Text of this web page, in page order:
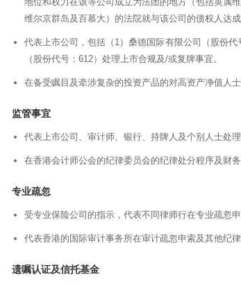
维尔京群岛及百慕大）的法院就与该公司的债权人达
代表上市公司，包括（1）桑德国际有限公司（股份
（股份代号：612）处理上市合规及/或复牌事宜。
在备受瞩目及牵涉复杂的投资产品的对高资产净值人
监管事宜
代表上市公司、审计师、银行、持牌人及个别人士处
在香港会计师公会的纪律委员会的纪律处分程序及财
专业疏忽
受专业保险公司的指示，代表不同律师行在专业疏忽申
代表香港的国际审计事务所在审计疏忽申索及其他纪
遗嘱认证及信托基金